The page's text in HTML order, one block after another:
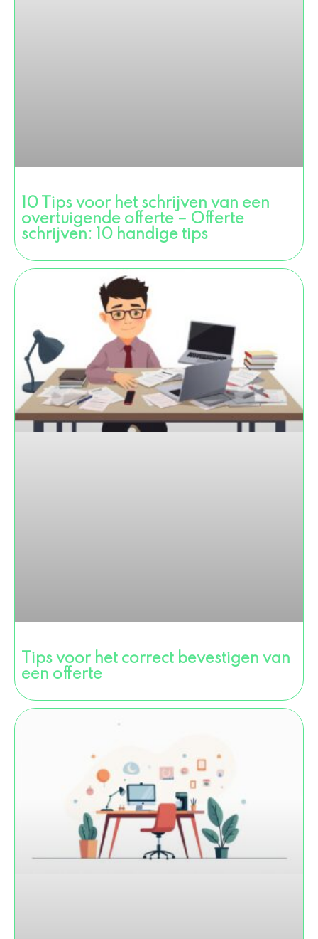
10 Tips voor het schrijven van een
overtuigende offerte – Offerte
schrijven: 10 handige tips
Tips voor het correct bevestigen van
een offerte